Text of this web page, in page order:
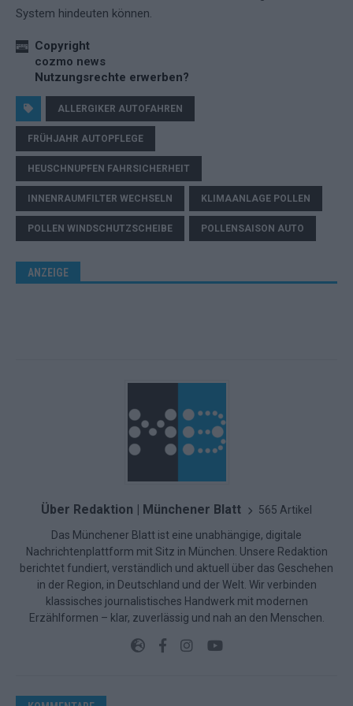
System hindeuten können.
Copyright
cozmo news
Nutzungsrechte erwerben?
ALLERGIKER AUTOFAHREN
FRÜHJAHR AUTOPFLEGE
HEUSCHNUPFEN FAHRSICHERHEIT
INNENRAUMFILTER WECHSELN KLIMAANLAGE POLLEN
POLLEN WINDSCHUTZSCHEIBE POLLENSAISON AUTO
ANZEIGE
Über Redaktion | Münchener Blatt 565 Artikel
Das Münchener Blatt ist eine unabhängige, digitale
Nachrichtenplattform mit Sitz in München. Unsere Redaktion
berichtet fundiert, verständlich und aktuell über das Geschehen
in der Region, in Deutschland und der Welt. Wir verbinden
klassisches journalistisches Handwerk mit modernen
Erzählformen – klar, zuverlässig und nah an den Menschen.